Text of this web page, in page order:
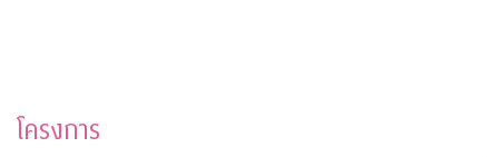
โครงการ